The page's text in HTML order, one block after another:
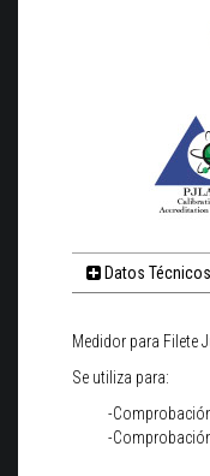
Datos Técnicos
Medidor para Filete
Se utiliza para:
-
-